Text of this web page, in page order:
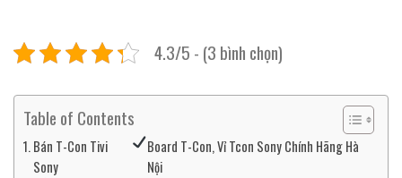
4.3/5 - (3 bình chọn)
Table of Contents
Bán T-Con Tivi
Sony
Board T-Con, Vỉ Tcon Sony Chính Hãng Hà
Nội